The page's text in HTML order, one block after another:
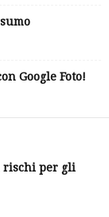
Google Foto!
rischi per gli